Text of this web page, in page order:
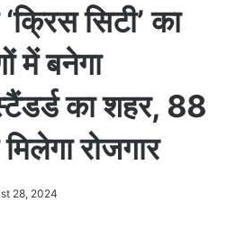
सिटी’ का
में बनेगा
का शहर, 88
रोजगार
28, 2024